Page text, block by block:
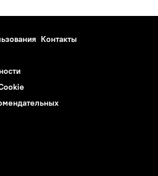
Контакты